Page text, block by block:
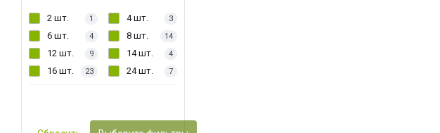
2 шт. 1 4 шт. 3
6 шт. 4 8 шт. 14
12 шт. 9 14 шт. 4
16 шт. 23 24 шт. 7